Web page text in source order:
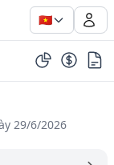
🇻🇳
29/6/2026